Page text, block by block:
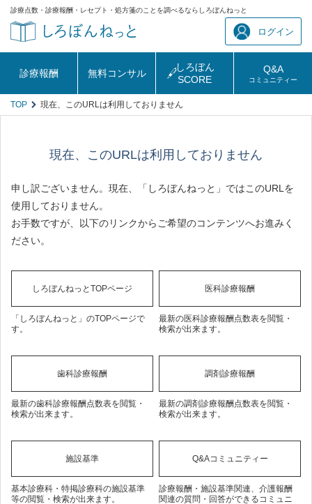
診療点数・診療報酬・レセプト・処方箋のことを調べるならしろぼんねっと
ログイン
診療報酬 無料コンサル
しろぼん
SCORE
Q&A
コミュニティー
TOP 現在、このURLは利用しておりません
現在、このURLは利用しておりません
申し訳ございません。現在、「しろぼんねっと」ではこのURLを
使用しておりません。
お手数ですが、以下のリンクからご希望のコンテンツへお進みく
ださい。
しろぼんねっとTOPページ
「しろぼんねっと」のTOPページで
す。
医科診療報酬
最新の医科診療報酬点数表を閲覧・
検索が出来ます。
歯科診療報酬
最新の歯科診療報酬点数表を閲覧・
検索が出来ます。
調剤診療報酬
最新の調剤診療報酬点数表を閲覧・
検索が出来ます。
施設基準
基本診療科・特掲診療科の施設基準
等の閲覧・検索が出来ます。
Q&Aコミュニティー
診療報酬・施設基準関連、介護報酬
関連の質問・回答ができるコミュニ